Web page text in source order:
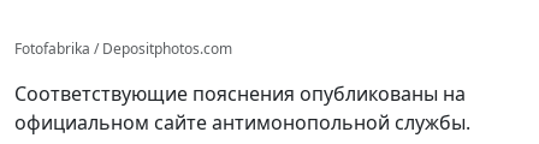
Fotofabrika / Depositphotos.com
Соответствующие пояснения опубликованы на
официальном сайте антимонопольной службы.